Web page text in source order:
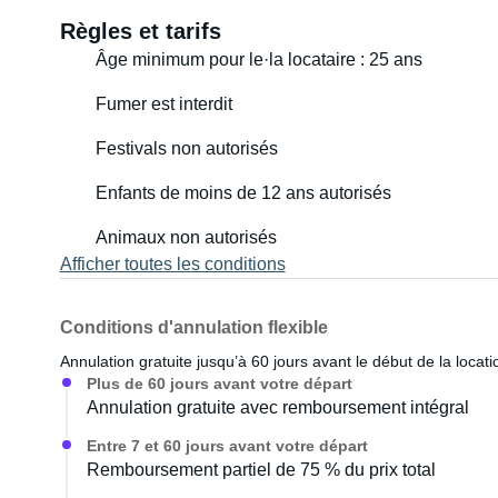
Règles et tarifs
Âge minimum pour le·la locataire : 25 ans
Fumer est interdit
Festivals non autorisés
Enfants de moins de 12 ans autorisés
Animaux non autorisés
Afficher toutes les conditions
Conditions d'annulation flexible
Annulation gratuite jusqu’à 60 jours avant le début de la
Plus de 60 jours avant votre départ
Annulation gratuite avec remboursement intégral
Entre 7 et 60 jours avant votre départ
Remboursement partiel de 75 % du prix total